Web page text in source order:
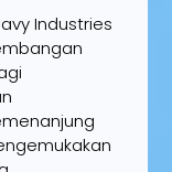
Industries